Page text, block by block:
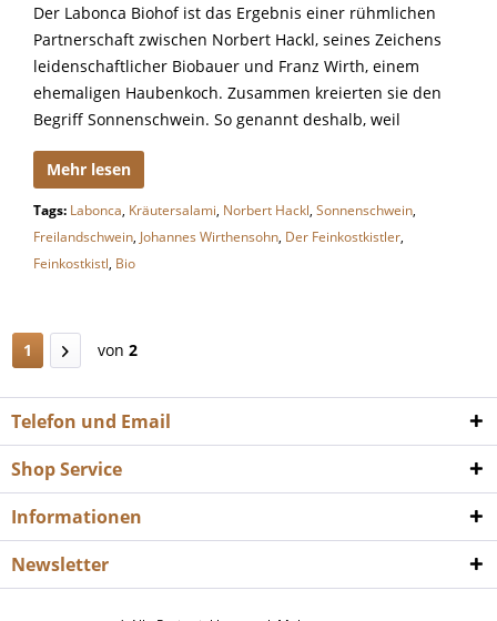
Der Labonca Biohof ist das Ergebnis einer rühmlichen
Partnerschaft zwischen Norbert Hackl, seines Zeichens
leidenschaftlicher Biobauer und Franz Wirth, einem
ehemaligen Haubenkoch. Zusammen kreierten sie den
Begriff Sonnenschwein. So genannt deshalb, weil
Mehr lesen
Tags: Labonca, Kräutersalami, Norbert Hackl, Sonnenschwein,
Freilandschwein, Johannes Wirthensohn, Der Feinkostkistler,
Feinkostkistl, Bio
1 von 2
Telefon und Email
Shop Service
Informationen
Newsletter